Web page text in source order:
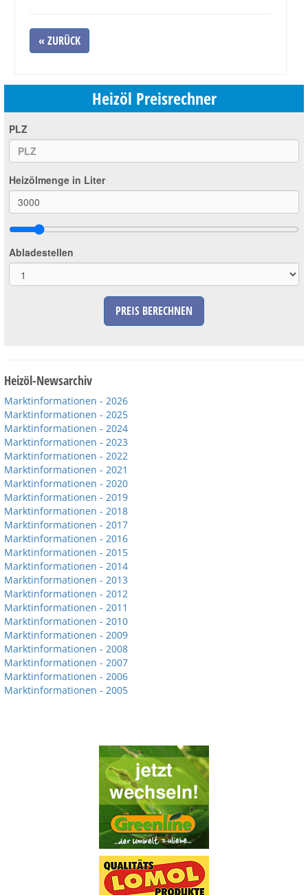
« ZURÜCK
Heizöl Preisrechner
PLZ
Heizölmenge in Liter
Abladestellen
PREIS BERECHNEN
Heizöl-Newsarchiv
Marktinformationen - 2026
Marktinformationen - 2025
Marktinformationen - 2024
Marktinformationen - 2023
Marktinformationen - 2022
Marktinformationen - 2021
Marktinformationen - 2020
Marktinformationen - 2019
Marktinformationen - 2018
Marktinformationen - 2017
Marktinformationen - 2016
Marktinformationen - 2015
Marktinformationen - 2014
Marktinformationen - 2013
Marktinformationen - 2012
Marktinformationen - 2011
Marktinformationen - 2010
Marktinformationen - 2009
Marktinformationen - 2008
Marktinformationen - 2007
Marktinformationen - 2006
Marktinformationen - 2005